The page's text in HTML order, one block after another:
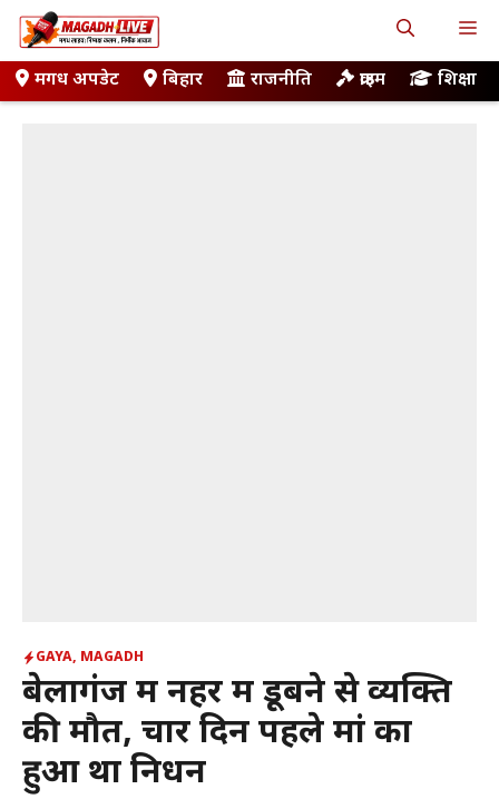
Skip
to
contentमगध अपडेट बिहार राजनीति क्राइम शिक्षा
GAYA, MAGADH
बेलागंज में नहर में डूबने से व्यक्ति
की मौत, चार दिन पहले मां का
हुआ था निधन